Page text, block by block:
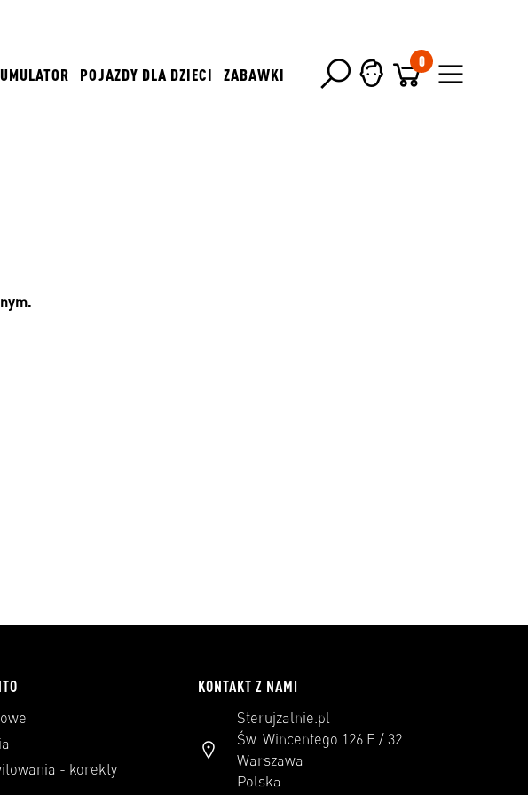
POJAZDY DLA DZIECI ZABAWKI
0
- korekty
KONTAKT Z NAMI
Sterujzalnie.pl
Św. Wincentego 126 E / 32
Warszawa
Polska